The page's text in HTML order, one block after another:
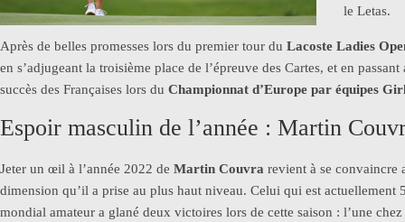
le Letas.
Après de belles promesses lors du premier tour du Lacoste Ladies
en s’adjugeant la troisième place de l’épreuve des Cartes, et en
succès des Françaises lors du Championnat d’Europe par équipes
Espoir masculin de l’année : Martin
Jeter un œil à l’année 2022 de Martin Couvra revient à se convaincre
dimension qu’il a prise au plus haut niveau. Celui qui est actuellement
mondial amateur a glané deux victoires lors de cette saison : l’une